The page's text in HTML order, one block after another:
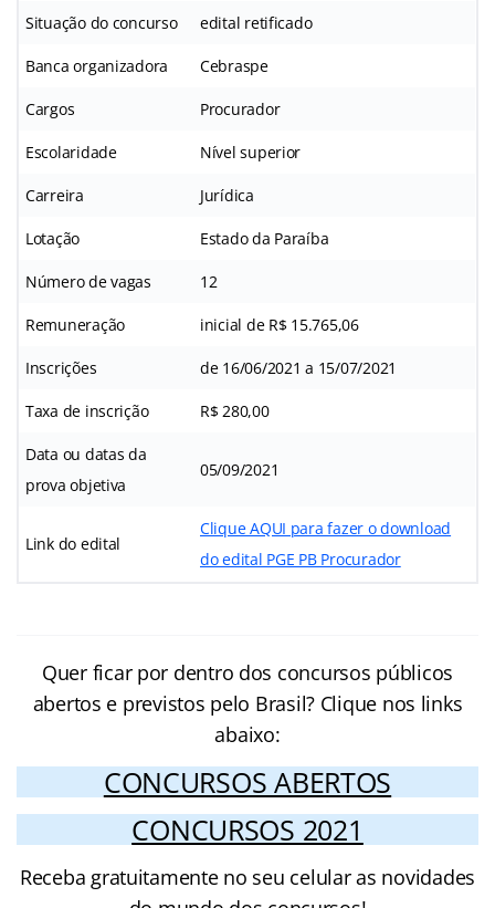
Situação do concurso edital retificado
Banca organizadora Cebraspe
Cargos Procurador
Escolaridade Nível superior
Carreira Jurídica
Lotação Estado da Paraíba
Número de vagas 12
Remuneração inicial de R$ 15.765,06
Inscrições de 16/06/2021 a 15/07/2021
Taxa de inscrição R$ 280,00
Data ou datas da
prova objetiva
05/09/2021
Link do edital
Clique AQUI para fazer o download
do edital PGE PB Procurador
Quer ficar por dentro dos concursos públicos
abertos e previstos pelo Brasil? Clique nos links
abaixo:
CONCURSOS ABERTOS
CONCURSOS 2021
Receba gratuitamente no seu celular as novidades